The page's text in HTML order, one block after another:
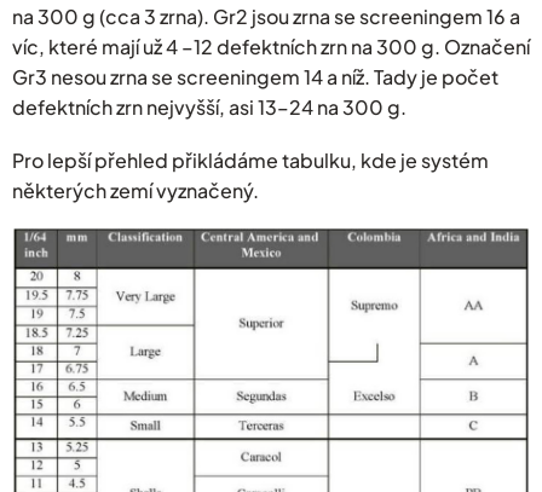
na 300 g (cca 3 zrna). Gr2 jsou zrna se screeningem 16 a
víc, které mají už 4 –12 defektních zrn na 300 g. Označení
Gr3 nesou zrna se screeningem 14 a níž. Tady je počet
defektních zrn nejvyšší, asi 13–24 na 300 g.
Pro lepší přehled přikládáme tabulku, kde je systém
některých zemí vyznačený.